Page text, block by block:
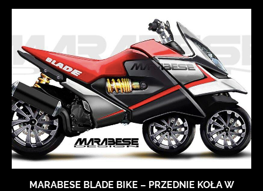
MARABESE BLADE BIKE – PRZEDNIE KOŁA W